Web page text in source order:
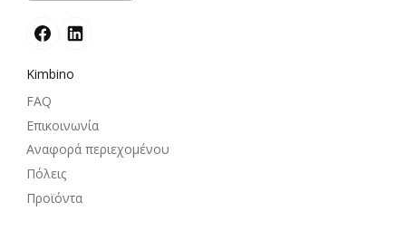
Kimbino
FAQ
Επικοινωνία
Αναφορά περιεχομένου
Πόλεις
Προϊόντα